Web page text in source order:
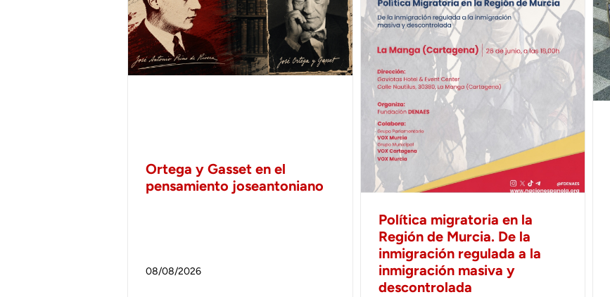
Ortega y Gasset en el
pensamiento joseantoniano
08/08/2026
Política migratoria en la
Región de Murcia. De la
inmigración regulada a la
inmigración masiva y
descontrolada